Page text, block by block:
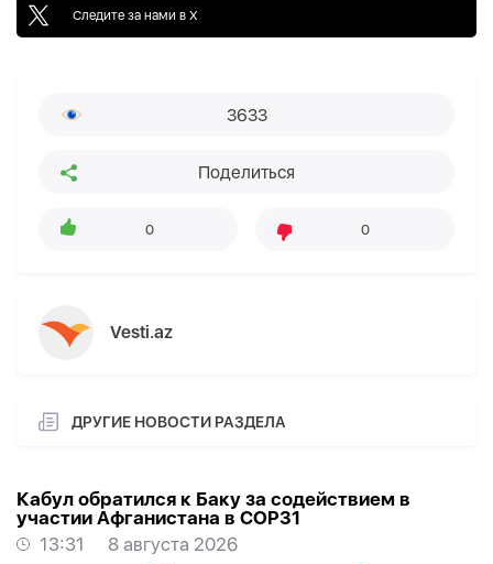
Следите за нами в X
3633
Поделиться
0 0
Vesti.az
ДРУГИЕ НОВОСТИ РАЗДЕЛА
Кабул обратился к Баку за содействием в
участии Афганистана в COP31
13:31
8 августа 2026